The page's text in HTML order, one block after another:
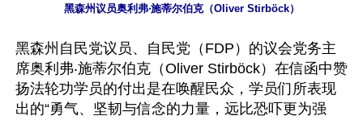
黑森州议员奥利弗‧施蒂尔伯克（Oliver Stirböck）
黑森州自民党议员、自民党（FDP）的议会党务主
席奥利弗‧施蒂尔伯克（Oliver Stirböck）在信函中赞
扬法轮功学员的付出是在唤醒民众，学员们所表现
出的“勇气、坚韧与信念的力量，远比恐吓更为强